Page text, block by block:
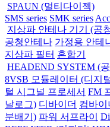
SPAUN (멀티다이젝)
SMS series SMK series
지상파 안테나 기기 (공
공청안테나 가정용 안테
지상파 필터 혼합기
HEADEND SYSTEM (
8VSB 모듈레이터 (디지
털 시그널 프로세서 FM
날로그) 디바이더 컴바이
분배기) 파워 서프라이